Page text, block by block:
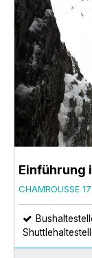
Einführung
CHAMROUSSE